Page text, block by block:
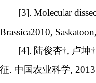
[3]. Molecular
Brassica2010,
[4]. 陆俊杏†, 卢坤
征. 中国农业科学,